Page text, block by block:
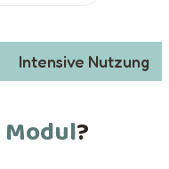
Intensive Nutzung
Modul?